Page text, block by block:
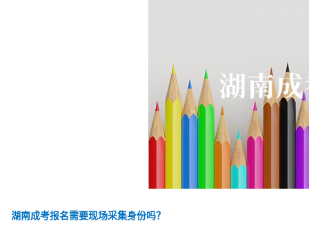
湖南成考报名需要现场采集身份吗？